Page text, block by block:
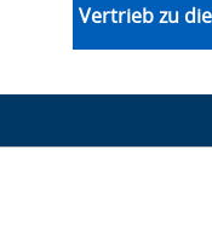
Vertrieb zu